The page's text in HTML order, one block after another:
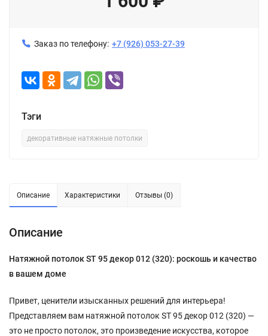
Заказ по телефону: +7 (926) 053-27-39
Тэги
декоративные натяжные потолки
Описание Характеристики Отзывы (0)
Описание
Натяжной потолок SТ 95 декор 012 (320): роскошь и качество
в вашем доме
Привет, ценители изысканных решений для интерьера!
Представляем вам натяжной потолок ST 95 декор 012 (320) —
это не просто потолок, это произведение искусства, которое